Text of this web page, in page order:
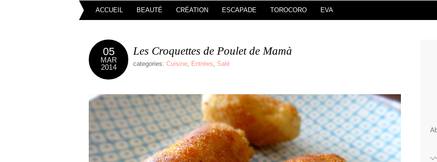
ACCUEIL BEAUTÉ CRÉATION ESCAPADE TOROCORO EVA
05
MAR
2014
Les Croquettes de Poulet de Mamà
categories: Cuisine, Entrées, Salé